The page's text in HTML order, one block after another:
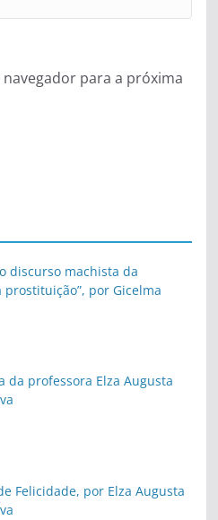
para a próxima
discurso machista da
por Gicelma
da professora Elza Augusta
Felicidade, por Elza Augusta